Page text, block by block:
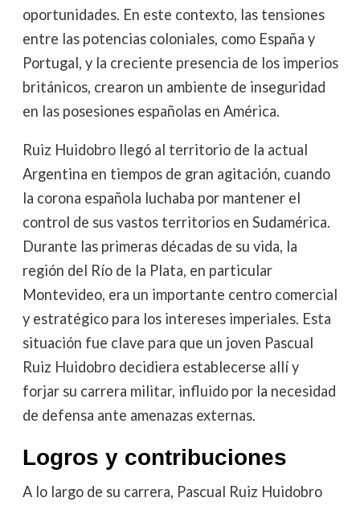
oportunidades. En este contexto, las tensiones
entre las potencias coloniales, como España y
Portugal, y la creciente presencia de los imperios
británicos, crearon un ambiente de inseguridad
en las posesiones españolas en América.
Ruiz Huidobro llegó al territorio de la actual
Argentina en tiempos de gran agitación, cuando
la corona española luchaba por mantener el
control de sus vastos territorios en Sudamérica.
Durante las primeras décadas de su vida, la
región del Río de la Plata, en particular
Montevideo, era un importante centro comercial
y estratégico para los intereses imperiales. Esta
situación fue clave para que un joven Pascual
Ruiz Huidobro decidiera establecerse allí y
forjar su carrera militar, influido por la necesidad
de defensa ante amenazas externas.
Logros y contribuciones
A lo largo de su carrera, Pascual Ruiz Huidobro